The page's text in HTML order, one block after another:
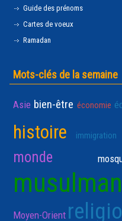
Guide des prénoms
Cartes de voeux
Ramadan
Mots-clés de la semaine
Asie bien-être économie
histoire immigration
monde
Moyen-Orient